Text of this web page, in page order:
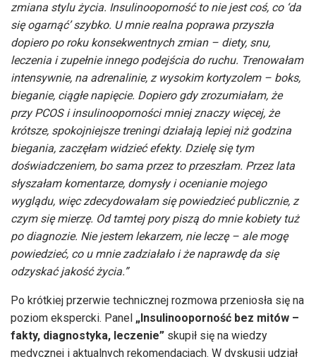
zmiana stylu życia. Insulinooporność to nie jest coś, co ‘da
się ogarnąć’ szybko. U mnie realna poprawa przyszła
dopiero po roku konsekwentnych zmian – diety, snu,
leczenia i zupełnie innego podejścia do ruchu. Trenowałam
intensywnie, na adrenalinie, z wysokim kortyzolem – boks,
bieganie, ciągłe napięcie. Dopiero gdy zrozumiałam, że
przy PCOS i insulinooporności mniej znaczy więcej, że
krótsze, spokojniejsze treningi działają lepiej niż godzina
biegania, zaczęłam widzieć efekty. Dzielę się tym
doświadczeniem, bo sama przez to przeszłam. Przez lata
słyszałam komentarze, domysły i ocenianie mojego
wyglądu, więc zdecydowałam się powiedzieć publicznie, z
czym się mierzę. Od tamtej pory piszą do mnie kobiety tuż
po diagnozie. Nie jestem lekarzem, nie leczę – ale mogę
powiedzieć, co u mnie zadziałało i że naprawdę da się
odzyskać jakość życia.”
Po krótkiej przerwie technicznej rozmowa przeniosła się na
poziom ekspercki. Panel „Insulinooporność bez mitów –
fakty, diagnostyka, leczenie” skupił się na wiedzy
medycznej i aktualnych rekomendacjach. W dyskusji udział